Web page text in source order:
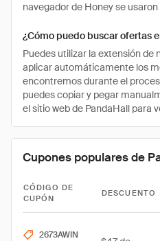
navegador de Honey se
¿Cómo puedo buscar ofertas
Puedes utilizar la extensión de
aplicar automáticamente los
encontremos durante el
puedes copiar y pegar
el sitio web de PandaHall para
Cupones populares de
CÓDIGO DE
CUPÓN
DESCUENTO
2673AWIN